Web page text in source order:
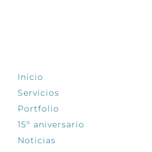
Inicio
Servicios
Portfolio
15º aniversario
Noticias